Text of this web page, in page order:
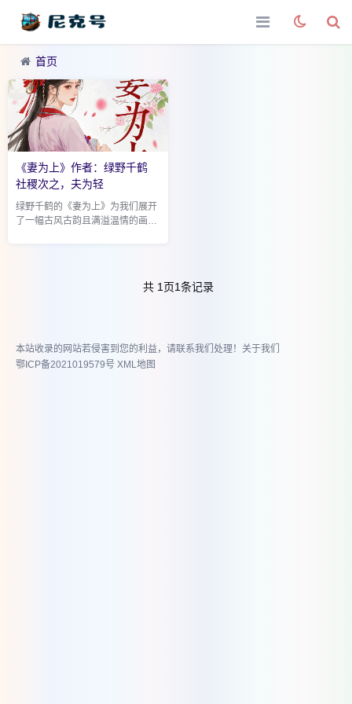
首页
《妻为上》作者：绿野千鹤
社稷次之，夫为轻
绿野千鹤的《妻为上》为我们展开
了一幅古风古韵且满溢温情的画
共 1 页1条记录
本站收录的网站若侵害到您的利益，请联系我们处理！ 关于我们
鄂ICP备2021019579号 XML地图